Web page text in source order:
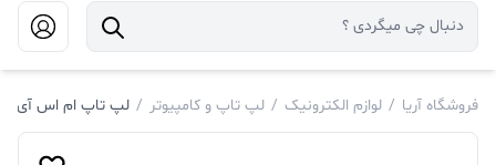
فروشگاه آریا / لوازم الکترونیک / لپ تاپ و کامپیوتر / لپ تاپ ام اس آی KATANA GF66 i7 11800H RTX 3060